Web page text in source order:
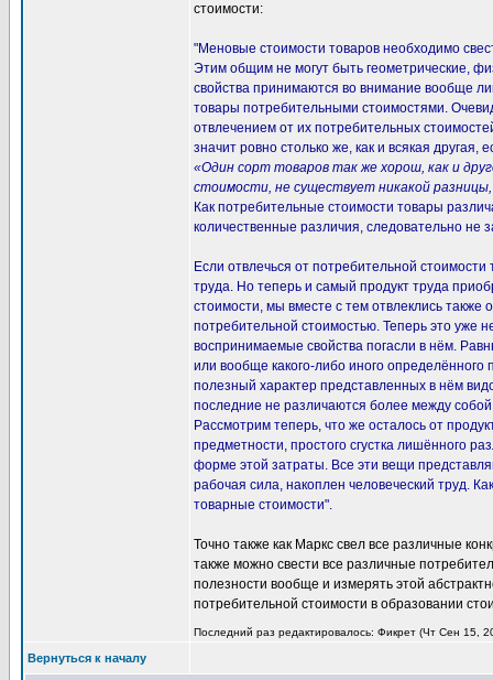
стоимости:
"Меновые стоимости товаров необходимо
Этим общим не могут быть геометрические,
свойства принимаются во внимание вообще
товары потребительными стоимостями.
отвлечением от их потребительных
значит ровно столько же, как и всякая
«Один сорт товаров так же хорош, как и
стоимости, не существует никакой
Как потребительные стоимости товары
количественные различия, следовательно не
Если отвлечься от потребительной
труда. Но теперь и самый продукт труда
стоимости, мы вместе с тем отвлеклись также
потребительной стоимостью. Теперь это уже
воспринимаемые свойства погасли в нём.
или вообще какого-либо иного определённого
полезный характер представленных в нём
последние не различаются более между собой,
Рассмотрим теперь, что же осталось от
предметности, простого сгустка лишённого
форме этой затраты. Все эти вещи
рабочая сила, накоплен человеческий труд.
товарные стоимости".
Точно также как Маркс свел все различные
также можно свести все различные
полезности вообще и измерять этой
потребительной стоимости в образовании
Последний раз редактировалось: Фикрет (Чт Сен 15,
Вернуться к началу